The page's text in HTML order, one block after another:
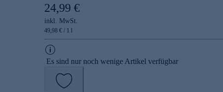
24,99 €
inkl. MwSt.
49,98 € / 1 l
Es sind nur noch wenige Artikel verfügbar